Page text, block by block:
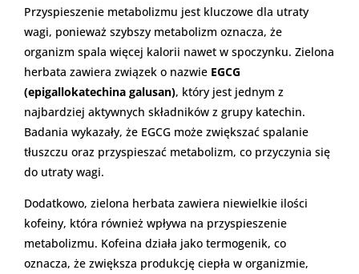
Przyspieszenie metabolizmu jest kluczowe dla utraty
wagi, ponieważ szybszy metabolizm oznacza, że
organizm spala więcej kalorii nawet w spoczynku. Zielona
herbata zawiera związek o nazwie EGCG
(epigallokatechina galusan), który jest jednym z
najbardziej aktywnych składników z grupy katechin.
Badania wykazały, że EGCG może zwiększać spalanie
tłuszczu oraz przyspieszać metabolizm, co przyczynia się
do utraty wagi.
Dodatkowo, zielona herbata zawiera niewielkie ilości
kofeiny, która również wpływa na przyspieszenie
metabolizmu. Kofeina działa jako termogenik, co
oznacza, że zwiększa produkcję ciepła w organizmie,